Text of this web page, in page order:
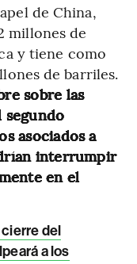
de China,
millones de
y tiene como
de barriles.
sobre las
segundo
asociados a
interrumpir
en el
del
a los